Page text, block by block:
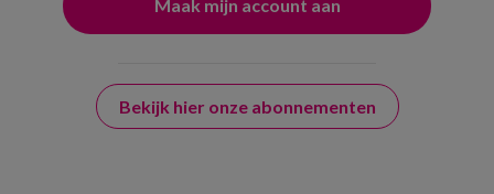
Bekijk hier onze abonnementen